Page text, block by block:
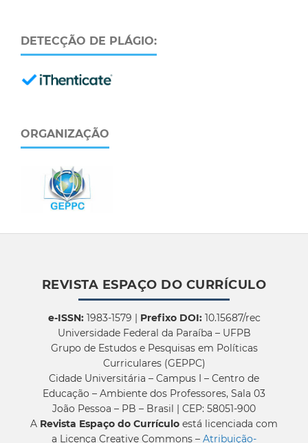
DETECÇÃO DE PLÁGIO:
ORGANIZAÇÃO
REVISTA ESPAÇO DO CURRÍCULO
e-ISSN:1983-1579 | Prefixo DOI:10.15687/rec
Universidade Federal da Paraíba – UFPB
Grupo de Estudos e Pesquisas em Políticas
Curriculares (GEPPC)
Cidade Universitária – Campus I – Centro de
Educação – Ambiente dos Professores, Sala 03
João Pessoa – PB – Brasil | CEP: 58051-900
A Revista Espaço do Currículo está licenciada com
a Licença Creative Commons – Atribuição-